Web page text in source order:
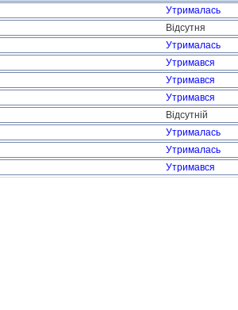
Утрималась
Відсутня
Утрималась
Утримався
Утримався
Утримався
Відсутній
Утрималась
Утрималась
Утримався